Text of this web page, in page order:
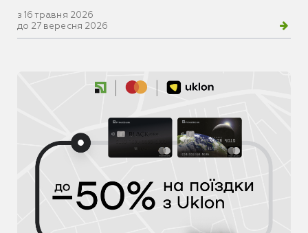
з 16 травня 2026
до 27 вересня 2026